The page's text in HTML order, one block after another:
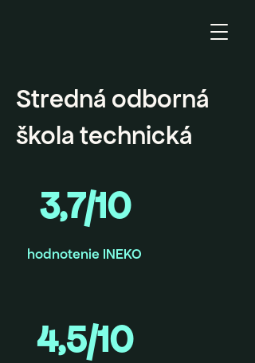
Stredná odborná
škola technická
3,7/10
hodnotenie INEKO
4,5/10